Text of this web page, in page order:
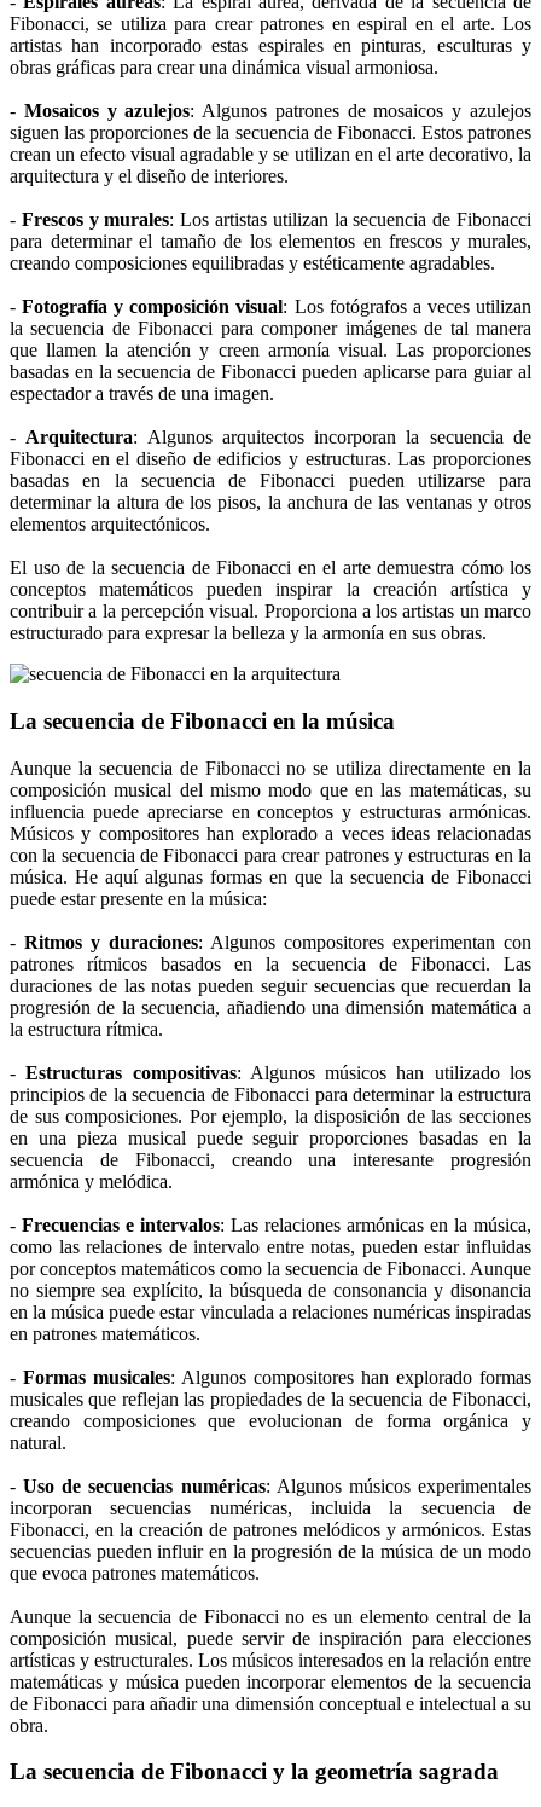
Fibonacci, se utiliza para crear patrones en espiral en el arte. Los
artistas han incorporado estas espirales en pinturas, esculturas y
obras gráficas para crear una dinámica visual armoniosa.
- Mosaicos y azulejos: Algunos patrones de mosaicos y azulejos
siguen las proporciones de la secuencia de Fibonacci. Estos patrones
crean un efecto visual agradable y se utilizan en el arte decorativo, la
arquitectura y el diseño de interiores.
- Frescos y murales: Los artistas utilizan la secuencia de Fibonacci
para determinar el tamaño de los elementos en frescos y murales,
creando composiciones equilibradas y estéticamente agradables.
-Fotografía y composición visual: Los fotógrafos a veces utilizan
la secuencia de Fibonacci para componer imágenes de tal manera
que llamen la atención y creen armonía visual. Las proporciones
basadas en la secuencia de Fibonacci pueden aplicarse para guiar al
espectador a través de una imagen.
- Arquitectura: Algunos arquitectos incorporan la secuencia de
Fibonacci en el diseño de edificios y estructuras. Las proporciones
basadas en la secuencia de Fibonacci pueden utilizarse para
determinar la altura de los pisos, la anchura de las ventanas y otros
elementos arquitectónicos.
El uso de la secuencia de Fibonacci en el arte demuestra cómo los
conceptos matemáticos pueden inspirar la creación artística y
contribuir a la percepción visual. Proporciona a los artistas un marco
estructurado para expresar la belleza y la armonía en sus obras.
La secuencia de Fibonacci en la música
Aunque la secuencia de Fibonacci no se utiliza directamente en la
composición musical del mismo modo que en las matemáticas, su
influencia puede apreciarse en conceptos y estructuras armónicas.
Músicos y compositores han explorado a veces ideas relacionadas
con la secuencia de Fibonacci para crear patrones y estructuras en la
música. He aquí algunas formas en que la secuencia de Fibonacci
puede estar presente en la música:
- Ritmos y duraciones: Algunos compositores experimentan con
patrones rítmicos basados en la secuencia de Fibonacci. Las
duraciones de las notas pueden seguir secuencias que recuerdan la
progresión de la secuencia, añadiendo una dimensión matemática a
la estructura rítmica.
-Estructuras compositivas: Algunos músicos han utilizado los
principios de la secuencia de Fibonacci para determinar la estructura
de sus composiciones. Por ejemplo, la disposición de las secciones
en una pieza musical puede seguir proporciones basadas en la
secuencia de Fibonacci, creando una interesante progresión
armónica y melódica.
- Frecuencias e intervalos: Las relaciones armónicas en la música,
como las relaciones de intervalo entre notas, pueden estar influidas
por conceptos matemáticos como la secuencia de Fibonacci. Aunque
no siempre sea explícito, la búsqueda de consonancia y disonancia
en la música puede estar vinculada a relaciones numéricas inspiradas
en patrones matemáticos.
- Formas musicales: Algunos compositores han explorado formas
musicales que reflejan las propiedades de la secuencia de Fibonacci,
creando composiciones que evolucionan de forma orgánica y
natural.
-Uso de secuencias numéricas: Algunos músicos experimentales
incorporan secuencias numéricas, incluida la secuencia de
Fibonacci, en la creación de patrones melódicos y armónicos. Estas
secuencias pueden influir en la progresión de la música de un modo
que evoca patrones matemáticos.
Aunque la secuencia de Fibonacci no es un elemento central de la
composición musical, puede servir de inspiración para elecciones
artísticas y estructurales. Los músicos interesados en la relación entre
matemáticas y música pueden incorporar elementos de la secuencia
de Fibonacci para añadir una dimensión conceptual e intelectual a su
obra.
La secuencia de Fibonacci y la geometría sagrada